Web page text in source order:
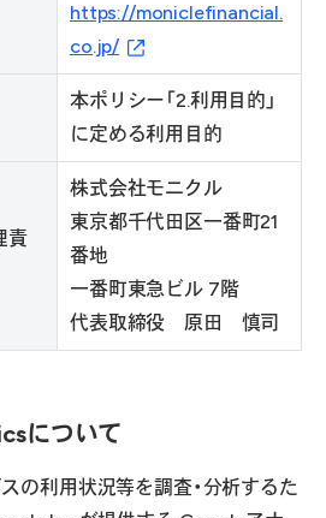
https://moniclefinancial.
co.jp/
本ポリシー「2.利用目的」
に定める利用目的
責
株式会社モニクル
東京都千代田区一番町21
番地
一番町東急ビル 7階
代表取締役 原田 慎司
について
の利用状況等を調査・分析するた